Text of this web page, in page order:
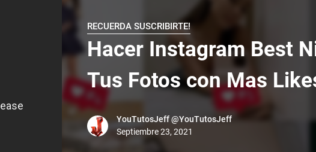
Hacer Instagram Best
Tus Fotos con Mas
RECUERDA SUSCRIBIRTE!
YouTutosJeff@YouTutosJeff